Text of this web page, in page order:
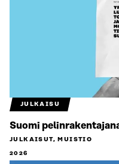
JULKAISU
Suomi
JULKAISUT, MUISTIO
2026